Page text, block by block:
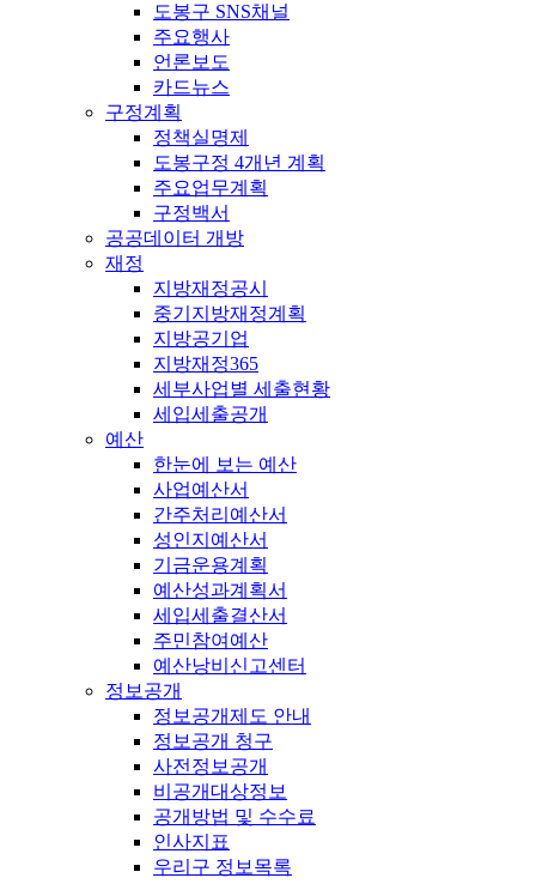
도봉구 SNS채널
주요행사
언론보도
카드뉴스
구정계획
정책실명제
도봉구정 4개년 계획
주요업무계획
구정백서
공공데이터 개방
재정
지방재정공시
중기지방재정계획
지방공기업
지방재정365
세부사업별 세출현황
세입세출공개
예산
한눈에 보는 예산
사업예산서
간주처리예산서
성인지예산서
기금운용계획
예산성과계획서
세입세출결산서
주민참여예산
예산낭비신고센터
정보공개
정보공개제도 안내
정보공개 청구
사전정보공개
비공개대상정보
공개방법 및 수수료
인사지표
우리구 정보목록